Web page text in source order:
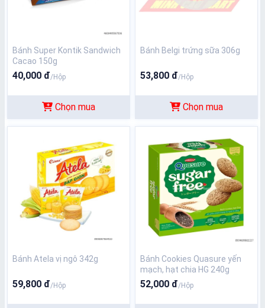
Bánh Super Kontik Sandwich
Cacao 150g
40,000 đ/Hộp
Chọn mua
Bánh Belgi trứng sữa 306g
53,800 đ/Hộp
Chọn mua
Bánh Atela vị ngô 342g
59,800 đ/Hộp
Bánh Cookies Quasure yến
mạch, hạt chia HG 240g
52,000 đ/Hộp